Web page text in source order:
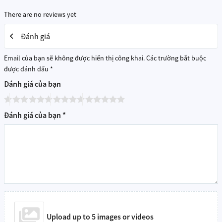
Với phiên bản quốc tế,
G01hỗ trợ:
Apple HomeKit
Google Home & Amazon Alexa
bản với chi phí tối ưu hơn.
Đặc biệt, HomeKit của Apple mang lại
Đánh giá
There are no reviews yet
Email của bạn sẽ không được hiển thị công khai.Các trường bắt buộc
được đánh dấu *
Đánh giá của bạn
Đánh giá của bạn *
Upload up to 5 images or videos